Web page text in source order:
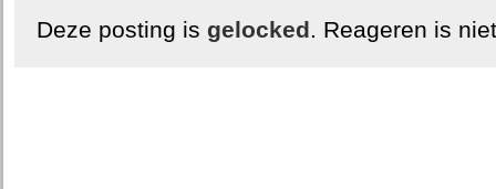
Deze posting is gelocked. Reageren is